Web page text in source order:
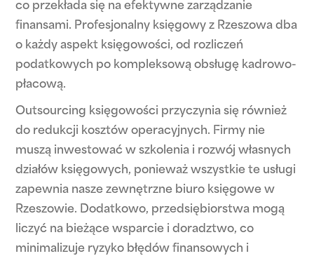
co przekłada się na efektywne zarządzanie
finansami. Profesjonalny księgowy z Rzeszowa dba
o każdy aspekt księgowości, od rozliczeń
podatkowych po kompleksową obsługę kadrowo-
płacową.
Outsourcing księgowości przyczynia się również
do redukcji kosztów operacyjnych. Firmy nie
muszą inwestować w szkolenia i rozwój własnych
działów księgowych, ponieważ wszystkie te usługi
zapewnia nasze zewnętrzne biuro księgowe w
Rzeszowie. Dodatkowo, przedsiębiorstwa mogą
liczyć na bieżące wsparcie i doradztwo, co
minimalizuje ryzyko błędów finansowych i